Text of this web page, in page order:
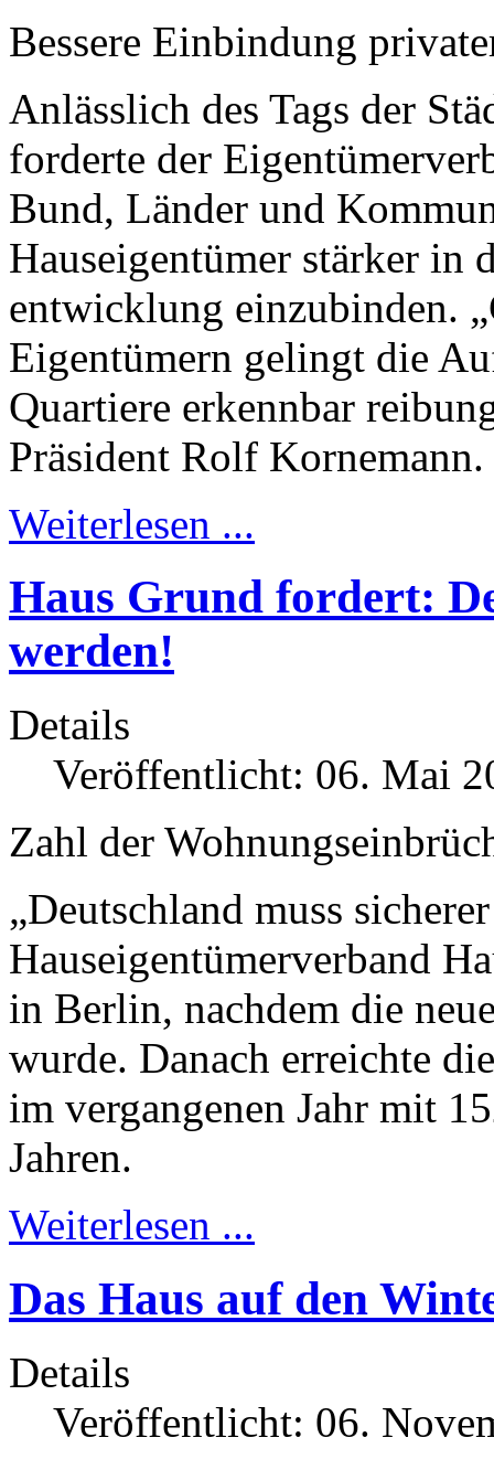
Bessere Einbindung
Anlässlich des Tags der
forderte der
Bund, Länder und
Hauseigentümer stärker in
entwicklung einzubinden.
Eigentümern gelingt die
Quartiere erkennbar
Präsident Rolf Kornemann.
Weiterlesen ...
Haus Grund fordert:
werden!
Details
Veröffentlicht: 06. Mai
Zahl der
„Deutschland muss
Hauseigentümer­verband
in Berlin, nachdem die
wurde. Danach erreichte
im vergangenen Jahr mit
Jahren.
Weiterlesen ...
Das Haus auf den
Details
Veröffentlicht: 06.